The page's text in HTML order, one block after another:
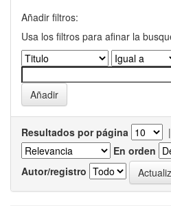
Añadir filtros:
Usa los filtros para afinar la
Resultados por página |
En orden
Autor/registro